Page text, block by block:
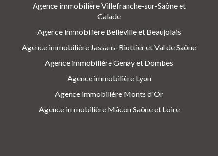
Agence immobilière Villefranche-sur-Saône et
Calade
Agence immobilière Belleville et Beaujolais
Agence immobilière Jassans-Riottier et Val de Saône
Agence immobilière Genay et Dombes
Agence immobilière Lyon
Agence immobilière Monts d'Or
Agence immobilière Mâcon Saône et Loire